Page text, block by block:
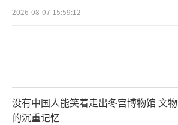
2026-08-07 15:59:12
没有中国人能笑着走出冬宫博物馆 文物
的沉重记忆